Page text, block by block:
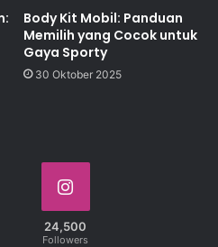
Body Kit Mobil: Panduan
Memilih yang Cocok untuk
Gaya Sporty
30 Oktober 2025
24,500
Followers